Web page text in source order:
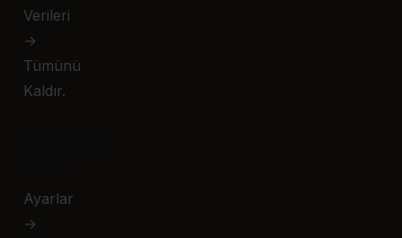
Verileri
→
Tümünü
Kaldır.
Ayarlar
→